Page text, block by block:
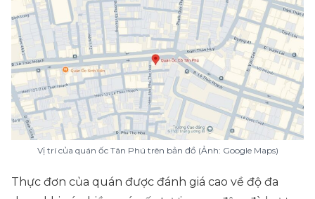
Vị trí của quán ốc Tân Phú trên bản đồ (Ảnh: Google Maps)
Thực đơn của quán được đánh giá cao về độ đa